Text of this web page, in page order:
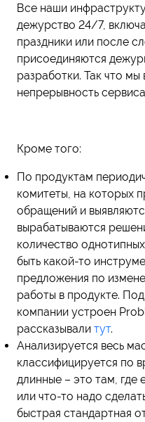
Все наши
дежурство 24/7,
праздники или после
присоединяются
разработки. Так что мы
непрерывность
Кроме того:
По продуктам
комитеты, на которых
обращений и
вырабатываются
количество
быть какой-то
предложения по
работы в продукте.
компании устроен
рассказывали тут.
Анализируется весь
классифицируется по
длинные – это там, где
или что-то надо
быстрая стандартная